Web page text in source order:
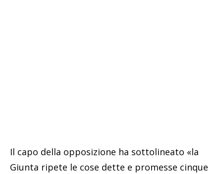
Il capo della opposizione ha sottolineato «la
Giunta ripete le cose dette e promesse cinque